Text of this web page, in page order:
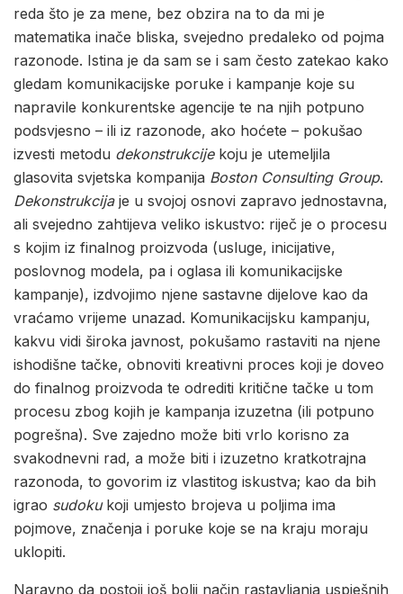
reda što je za mene, bez obzira na to da mi je
matematika inače bliska, svejedno predaleko od pojma
razonode. Istina je da sam se i sam često zatekao kako
gledam komunikacijske poruke i kampanje koje su
napravile konkurentske agencije te na njih potpuno
podsvjesno – ili iz razonode, ako hoćete – pokušao
izvesti metodu dekonstrukcijekoju je utemeljila
glasovita svjetska kompanija Boston Consulting Group.
Dekonstrukcijaje u svojoj osnovi zapravo jednostavna,
ali svejedno zahtijeva veliko iskustvo: riječ je o procesu
s kojim iz finalnog proizvoda (usluge, inicijative,
poslovnog modela, pa i oglasa ili komunikacijske
kampanje), izdvojimo njene sastavne dijelove kao da
vraćamo vrijeme unazad. Komunikacijsku kampanju,
kakvu vidi široka javnost, pokušamo rastaviti na njene
ishodišne tačke, obnoviti kreativni proces koji je doveo
do finalnog proizvoda te odrediti kritične tačke u tom
procesu zbog kojih je kampanja izuzetna (ili potpuno
pogrešna). Sve zajedno može biti vrlo korisno za
svakodnevni rad, a može biti i izuzetno kratkotrajna
razonoda, to govorim iz vlastitog iskustva; kao da bih
igrao sudokukoji umjesto brojeva u poljima ima
pojmove, značenja i poruke koje se na kraju moraju
uklopiti.
Naravno da postoji još bolji način rastavljanja uspješnih